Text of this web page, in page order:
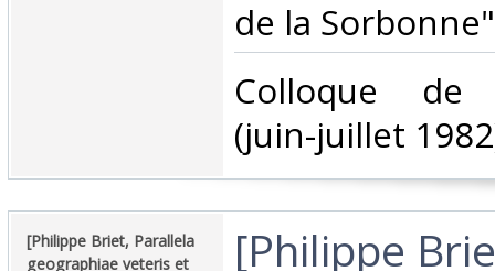
de la
‎Colloque de
(juin-juillet
‎[Philippe Briet, Parallela
geographiae veteris et
‎[Philippe